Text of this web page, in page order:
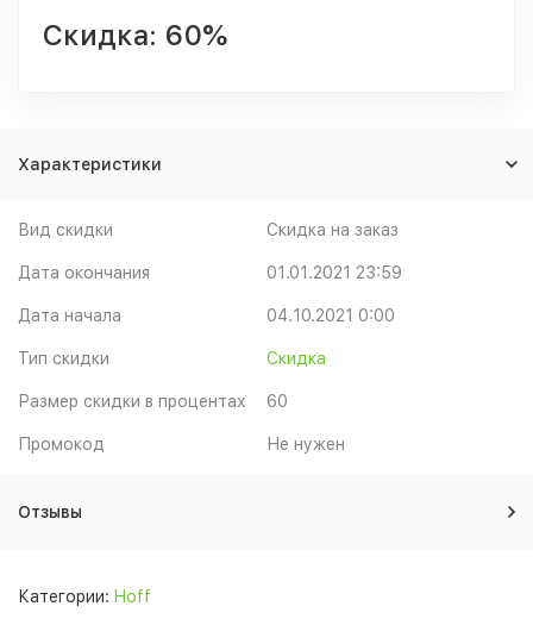
Скидка: 60%
Характеристики
Вид скидки Скидка на заказ
Дата окончания 01.01.2021 23:59
Дата начала 04.10.2021 0:00
Тип скидки Скидка
Размер скидки в процентах 60
Промокод Не нужен
Отзывы
Категории: Hoff